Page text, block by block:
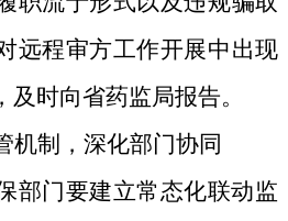
远程审方工作开展中出现
时向省药监局报告。
机制，深化部门协同
部门要建立常态化联动监